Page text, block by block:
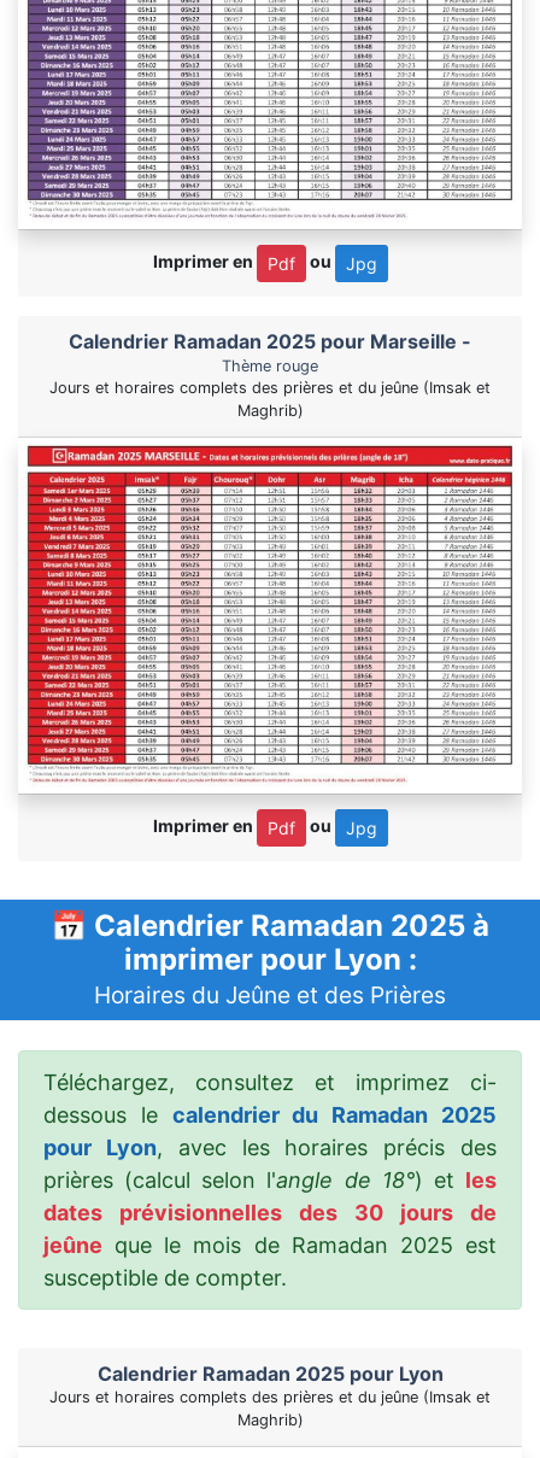
Imprimer en Pdf ou Jpg
Calendrier Ramadan 2025 pour Marseille -
Thème rouge
Jours et horaires complets des prières et du jeûne (Imsak et
Maghrib)
Imprimer en Pdf ou Jpg
📅 Calendrier Ramadan 2025 à
imprimer pour Lyon :
Horaires du Jeûne et des Prières
Téléchargez, consultez et imprimez ci-
dessous le calendrier du Ramadan 2025
pour Lyon, avec les horaires précis des
prières (calcul selon l'angle de 18°) et les
dates prévisionnelles des 30 jours de
jeûne que le mois de Ramadan 2025 est
susceptible de compter.
Calendrier Ramadan 2025 pour Lyon
Jours et horaires complets des prières et du jeûne (Imsak et
Maghrib)